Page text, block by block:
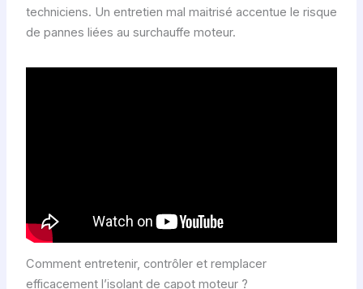
techniciens. Un entretien mal maitrisé accentue le risque
de pannes liées au surchauffe moteur.
Comment entretenir, contrôler et remplacer
efficacement l’isolant de capot moteur ?